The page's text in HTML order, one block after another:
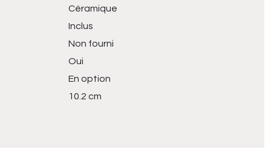
Céramique
Inclus
Non fourni
Oui
En option
10.2 cm